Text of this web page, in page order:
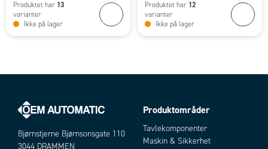
Produktet har 13
varianter
Ikke på lager
Produktet har 12
varianter
Ikke på lager
Bjørnstjerne Bjørnsonsgate 110
3044 DRAMMEN
Produktområder
Tavlekomponenter
Maskin & Sikkerhet